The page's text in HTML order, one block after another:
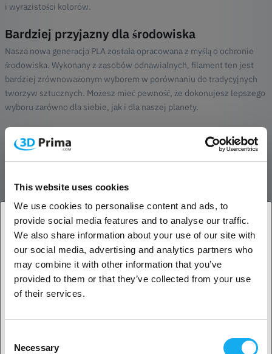
This website uses cookies
We use cookies to personalise content and ads, to
provide social media features and to analyse our traffic.
We also share information about your use of our site with
our social media, advertising and analytics partners who
may combine it with other information that you’ve
provided to them or that they’ve collected from your use
of their services.
Selection
Necessary
i wyrazistości kolorów.
Bardziej przyjazny dla środowiska
Nasza nowa generacja PLA została opracowana z myślą o ochronie
środowiska. Wykonany z zasobów odnawialnych, filament ten jest
bardziej zrównoważonym wyborem w porównaniu do tradycyjnych
tworzyw sztucznych. Możesz mieć pewność, że dokonujesz lepszego
wyboru zarówno dla siebie, jak i dla naszej planety.
Brak toksycznych oparów
Jedną z największych zalet PrimaSELECT PLA Sparkle jest to, że nie
emituje żadnych toksycznych oparów podczas drukowania. Dzięki
od tego, czy tworzysz w domu, w szkole, czy w biurze. Za każdym
razem drukowanie jest bezpieczne i komfortowe.
Łatwy w użyciu
PrimaSELECT PLA Sparkle jest znany z łatwej obsługi. Nie wymaga
podgrzewanej płyty roboczej, choć najlepsze rezultaty można
osiągnąć, gdy płyta jest ustawiona na 45-55 stopni Celsjusza. Aby
zapewnić nieskazitelny wydruk, zalecamy użycie PrimaFIX, który
Pomaga również łatwo usunąć gotowy wydruk.
Wysoka jakość
1. Jesteś klientem biznesowym, czy klientem
indywidualnym?